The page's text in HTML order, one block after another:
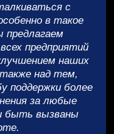
с
в такое
предлагаем
предприятий
наших
над тем,
поддержки более
за любые
быть вызваны